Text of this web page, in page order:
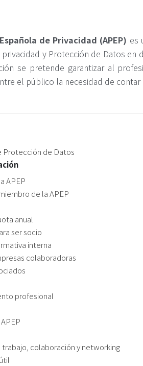
de Privacidad (APEP) es
y Protección de Datos
se pretende garantizar al
el público la necesidad de
Protección de Datos
APEP
de la APEP
anual
ser socio
interna
colaboradoras
profesional
colaboración y networking